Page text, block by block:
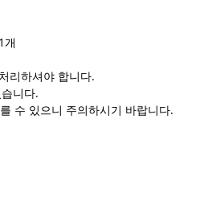
개
리하셔야 합니다.
니다.
수 있으니 주의하시기 바랍니다.